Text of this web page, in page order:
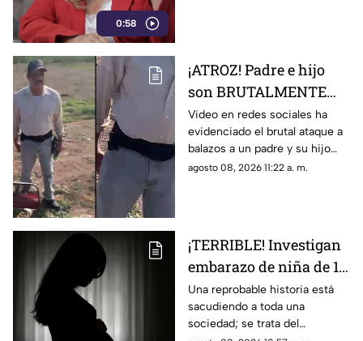
0:58
¡ATROZ! Padre e hijo
son BRUTALMENTE
atacados con arma en
riña; hay un MUERTO
(+VIDEO)
Video en redes sociales ha
evidenciado el brutal ataque a
balazos a un padre y su hijo
que dejó a un muerto; esto es
agosto 08, 2026 11:22 a. m.
¡TERRIBLE! Investigan
embarazo de niña de 11
años; esto se sabe
(+VIDEO)
Una reprobable historia está
sacudiendo a toda una
sociedad; se trata del